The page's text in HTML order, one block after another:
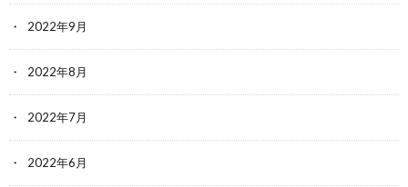
2022年9月
2022年8月
2022年7月
2022年6月